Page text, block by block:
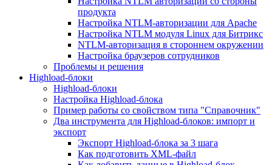
продукта
Настройка NTLM-авторизации для Apache
Настройка NTLM модуля Linux для Битрикс
NTLM-авторизация в стороннем окружении
Настройка браузеров сотрудников
Проблемы и решения
Highload-блоки
Highload-блоки
Настройка Highload-блока
Пример работы со свойством типа "Справочник"
Два инструмента для Highload-блоков: импорт и
экспорт
Экспорт Highload-блока за 3 шага
Как подготовить XML-файл